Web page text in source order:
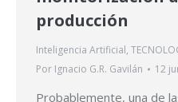
producción
Inteligencia Artificial,
Por Ignacio G.R. Gavilán 12
Probablemente, una de